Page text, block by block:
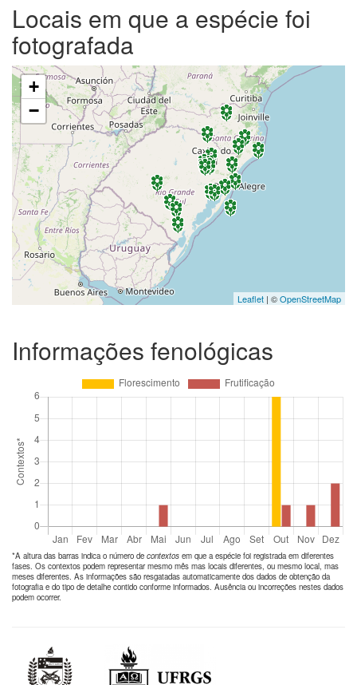
Locais em que a espécie foi
fotografada
+
−
Leaflet | ©OpenStreetMap
Informações fenológicas
*A altura das barras indica o número de contextos em que a espécie foi registrada em diferentes
fases. Os contextos podem representar mesmo mês mas locais diferentes, ou mesmo local, mas
meses diferentes. As informações são resgatadas automaticamente dos dados de obtenção da
fotografia e do tipo de detalhe contido conforme informados. Ausência ou incorreções nestes dados
podem ocorrer.